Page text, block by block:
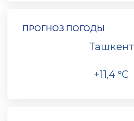
ПРОГНОЗ ПОГОДЫ
Ташкент
+11,4 °C